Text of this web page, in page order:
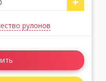
рулонов